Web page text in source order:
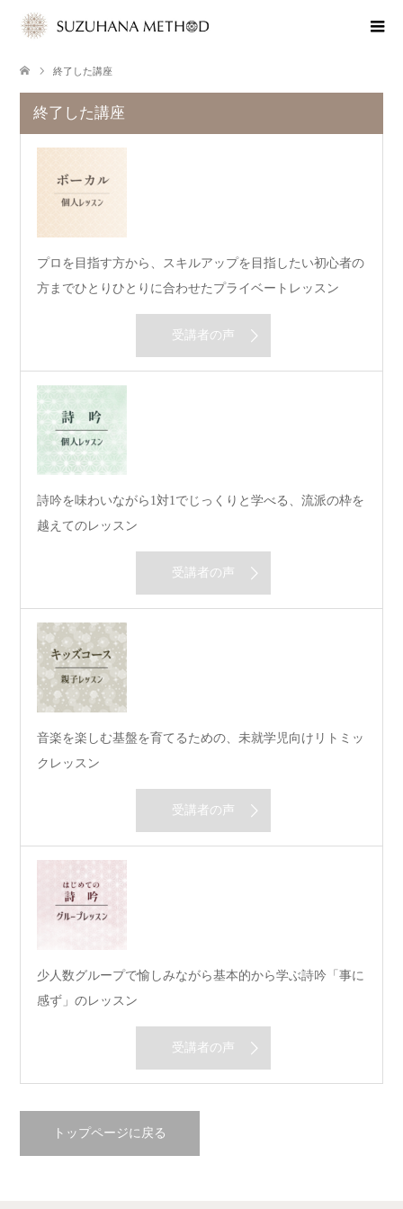
終了した講座
終了した講座
プロを目指す方から、スキルアップを目指したい初心者の
方までひとりひとりに合わせたプライベートレッスン
受講者の声
詩吟を味わいながら1対1でじっくりと学べる、流派の枠を
越えてのレッスン
受講者の声
音楽を楽しむ基盤を育てるための、未就学児向けリトミッ
クレッスン
受講者の声
少人数グループで愉しみながら基本的から学ぶ詩吟「事に
感ず」のレッスン
受講者の声
トップページに戻る